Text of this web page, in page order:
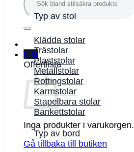
0 kr
Offertlista
Inga produkter i varukorgen.
Gå tillbaka till butiken
Typ av stol
Klädda stolar
Trästolar
Plaststolar
Metallstolar
Rottingstolar
Karmstolar
Stapelbara stolar
Bankettstolar
Typ av bord